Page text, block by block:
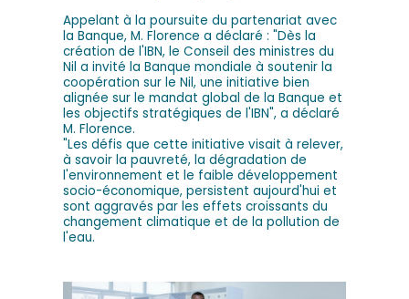
Appelant à la poursuite du partenariat avec
la Banque, M. Florence a déclaré : "Dès la
création de l'IBN, le Conseil des ministres du
Nil a invité la Banque mondiale à soutenir la
coopération sur le Nil, une initiative bien
alignée sur le mandat global de la Banque et
les objectifs stratégiques de l'IBN", a déclaré
M. Florence.
"Les défis que cette initiative visait à relever,
à savoir la pauvreté, la dégradation de
l'environnement et le faible développement
socio-économique, persistent aujourd'hui et
sont aggravés par les effets croissants du
changement climatique et de la pollution de
l'eau.